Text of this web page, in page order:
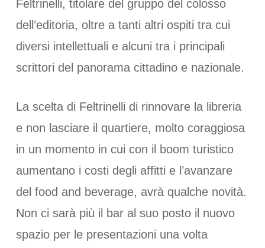
Feltrinelli, titolare del gruppo del colosso
dell’editoria, oltre a tanti altri ospiti tra cui
diversi intellettuali e alcuni tra i principali
scrittori del panorama cittadino e nazionale.
La scelta di Feltrinelli di rinnovare la libreria
e non lasciare il quartiere, molto coraggiosa
in un momento in cui con il boom turistico
aumentano i costi degli affitti e l’avanzare
del food and beverage, avrà qualche novità.
Non ci sarà più il bar al suo posto il nuovo
spazio per le presentazioni una volta